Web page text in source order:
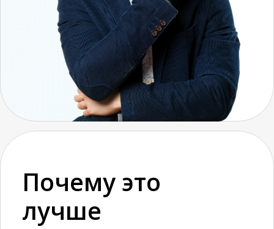
прозрачную схему
мотивации, адаптации и KPI
с привязкой к
стратегическим целям
компании
На всем периоде адаптации
мы будем осуществлять
контроль и промежуточную
аттестацию сотрудника